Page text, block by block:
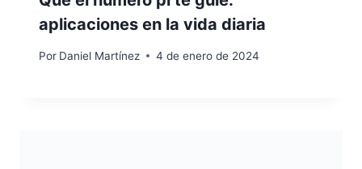
aplicaciones en la vida diaria
Por Daniel Martínez 4 de enero de 2024